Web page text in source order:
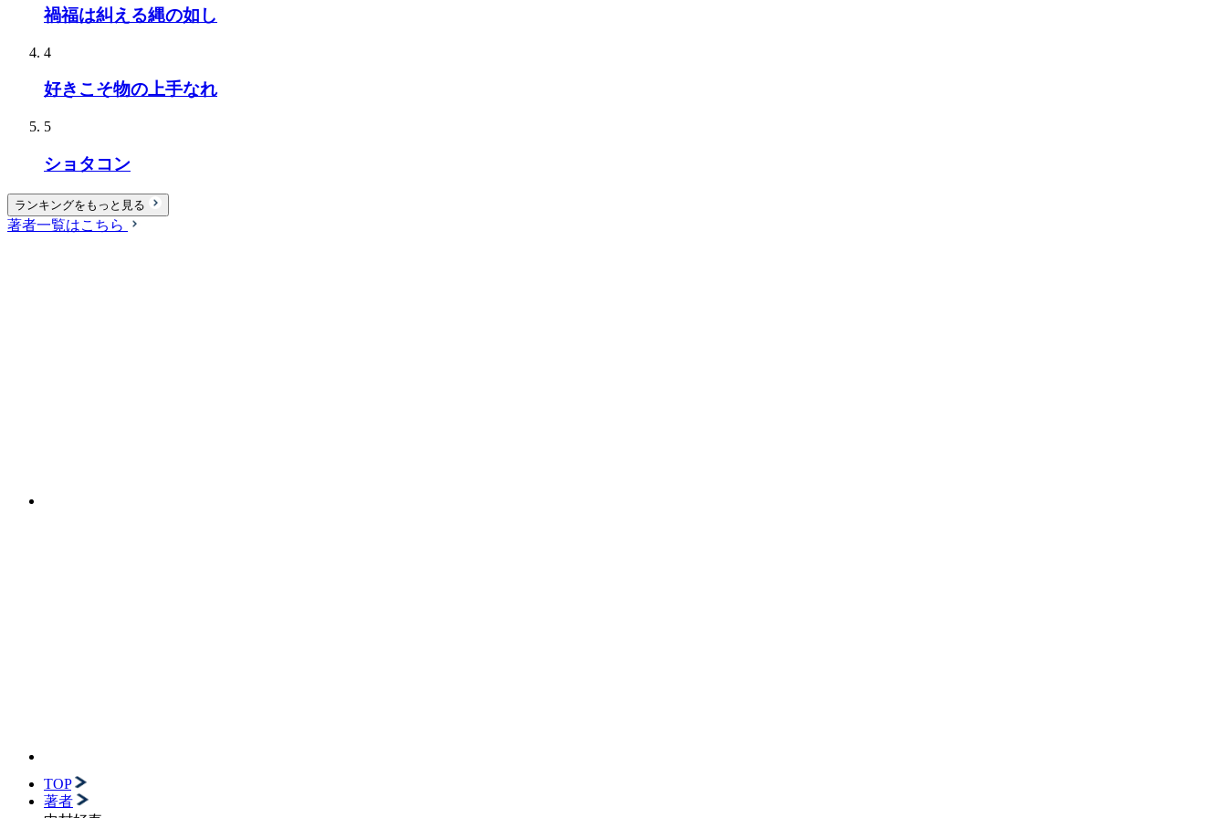
禍福は糾える縄の如し
4
好きこそ物の上手なれ
5
ショタコン
ランキングをもっと見る
著者一覧はこちら
TOP
著者